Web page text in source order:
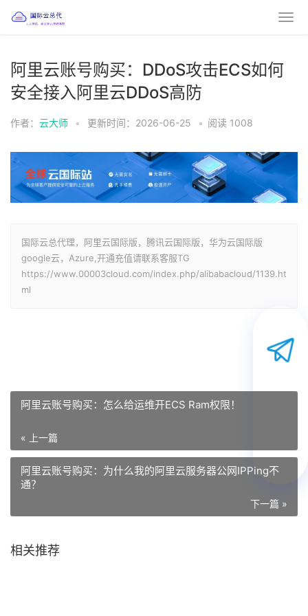
阿里云账号购买：DDoS攻击ECS如何
安全接入阿里云DDoS高防
作者： 云大师 • 更新时间：2026-06-25 • 阅读 1008
国际云总代理，阿里云国际版，腾讯云国际版，华为云国际版
google云，Azure,开通充值请联系客服TG
https://www.00003cloud.com/index.php/alibabacloud/1139.ht
ml
阿里云账号购买：怎么给运维开ECS Ram权限！
« 上一篇
阿里云账号购买：为什么我的阿里云服务器公网IPPing不
通？
下一篇 »
相关推荐